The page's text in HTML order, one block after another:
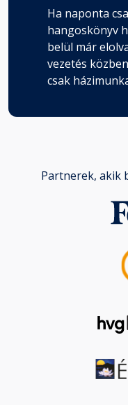
Ha naponta
hangoskönyv
belül már
vezetés
csak
Partnerek, akik